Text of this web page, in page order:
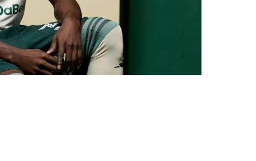
meio-campo tricolor
a nova parcial de ingressos vendidos para Fluminense x
novidade no Maracanã para o clássico contra o Vasco